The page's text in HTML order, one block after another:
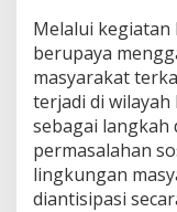
Melalui kegiatan
berupaya
masyarakat
terjadi di
sebagai langkah
permasalahan
lingkungan
diantisipasi